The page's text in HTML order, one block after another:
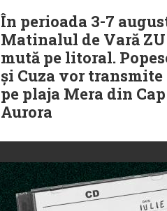
În perioada 3-7
Matinalul de Vară ZU
mută pe litoral.
și Cuza vor transmite
pe plaja Mera din Cap
Aurora